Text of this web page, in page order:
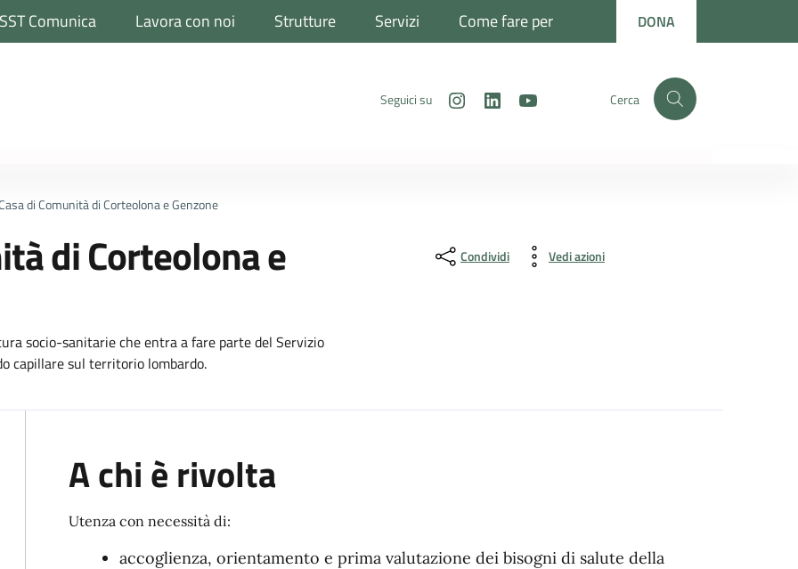
Comunica Lavora con noi Strutture Servizi Come fare per DONA
Seguici su Instagram
LinkedIn Cerca
di Comunità di Corteolona e Genzone
di Corteolona e
socio-sanitarie che entra a fare parte del Servizio
capillare sul territorio lombardo.
Condividi Vedi azioni
A chi è rivolta
Utenza con necessità di:
accoglienza, orientamento e prima valutazione dei bisogni di salute della